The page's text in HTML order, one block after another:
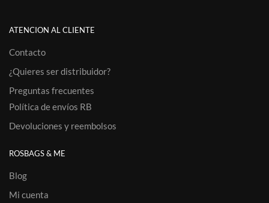
ATENCION AL CLIENTE
Contacto
¿Quieres ser distribuidor?
Preguntas frecuentes
Política de envíos RB
Devoluciones y reembolsos
ROSBAGS & ME
Blog
Mi cuenta